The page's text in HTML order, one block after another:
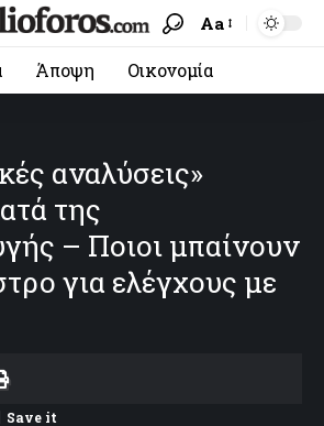
Aa
Άποψη Οικονομία
αναλύσεις»
της
– Ποιοι μπαίνουν
για ελέγχους με